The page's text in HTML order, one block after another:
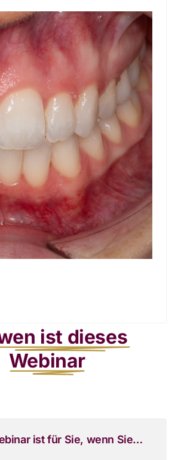
ist
Webinar
ist für Sie, wenn Sie…